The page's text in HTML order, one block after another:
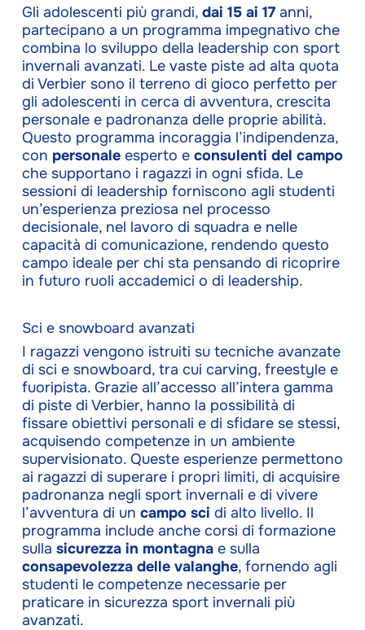
Gli adolescenti più grandi, dai 15 ai 17anni,
partecipano a un programma impegnativo che
combina lo sviluppo della leadership con sport
invernali avanzati. Le vaste piste ad alta quota
di Verbier sono il terreno di gioco perfetto per
gli adolescenti in cerca di avventura, crescita
personale e padronanza delle proprie abilità.
Questo programma incoraggia l’indipendenza,
con personaleesperto e consulenti del campo
che supportano i ragazzi in ogni sfida. Le
sessioni di leadership forniscono agli studenti
un’esperienza preziosa nel processo
decisionale, nel lavoro di squadra e nelle
capacità di comunicazione, rendendo questo
campo ideale per chi sta pensando di ricoprire
in futuro ruoli accademici o di leadership.
Sci e snowboard avanzati
I ragazzi vengono istruiti su tecniche avanzate
di sci e snowboard, tra cui carving, freestyle e
fuoripista. Grazie all’accesso all’intera gamma
di piste di Verbier, hanno la possibilità di
fissare obiettivi personali e di sfidare se stessi,
acquisendo competenze in un ambiente
supervisionato. Queste esperienze permettono
ai ragazzi di superare i propri limiti, di acquisire
padronanza negli sport invernali e di vivere
l’avventura di un campo sci di alto livello. Il
programma include anche corsi di formazione
sulla sicurezza in montagnae sulla
consapevolezza delle valanghe, fornendo agli
studenti le competenze necessarie per
praticare in sicurezza sport invernali più
avanzati.